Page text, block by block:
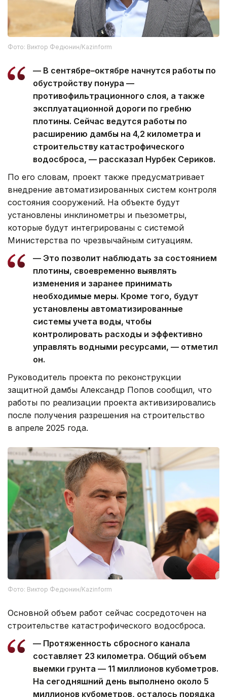
Фото: Виктор Федюнин/Kazinform
— В сентябре–октябре начнутся работы по
обустройству понура —
противофильтрационного слоя, а также
эксплуатационной дороги по гребню
плотины. Сейчас ведутся работы по
расширению дамбы на 4,2 километра и
строительству катастрофического
водосброса, — рассказал Нурбек Сериков.
По его словам, проект также предусматривает
внедрение автоматизированных систем контроля
состояния сооружений. На объекте будут
установлены инклинометры и пьезометры,
которые будут интегрированы с системой
Министерства по чрезвычайным ситуациям.
— Это позволит наблюдать за состоянием
плотины, своевременно выявлять
изменения и заранее принимать
необходимые меры. Кроме того, будут
установлены автоматизированные
системы учета воды, чтобы
контролировать расходы и эффективно
управлять водными ресурсами, — отметил
он.
Руководитель проекта по реконструкции
защитной дамбы Александр Попов сообщил, что
работы по реализации проекта активизировались
после получения разрешения на строительство
в апреле 2025 года.
Фото: Виктор Федюнин/Kazinform
Основной объем работ сейчас сосредоточен на
строительстве катастрофического водосброса.
— Протяженность сбросного канала
составляет 23 километра. Общий объем
выемки грунта — 11 миллионов кубометров.
На сегодняшний день выполнено около 5
миллионов кубометров, осталось порядка